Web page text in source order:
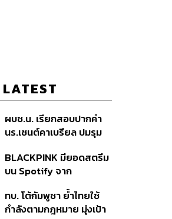
LATEST
ผบช.น. เรียกสอบปากคำ
นร.เซนต์คาเบรียล ปมรุม
ดำเนินคดีแล้ว
BLACKPINK มียอดสตรีม
บน Spotify จาก
ครั้ง ตลอด 10 ปีที่ผ่านมา
ทบ. โต้กัมพูชา ย้ำไทยใช้
กำลังตามกฎหมาย มุ่งเป้า